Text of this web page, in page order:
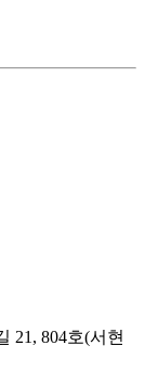
21, 804호(서현